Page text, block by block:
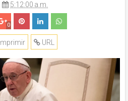
5:12:00 a.m.
0
URL
Imprimir